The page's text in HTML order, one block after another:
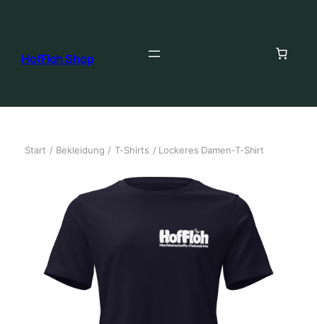
HofFloh Shop
Start / Bekleidung / T-Shirts / Lockeres Damen-T-Shirt